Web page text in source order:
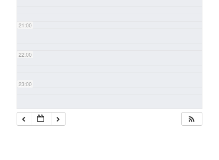
21:00
22:00
23:00